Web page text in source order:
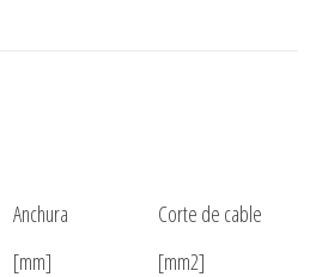
Anchura
Corte de cable
[mm]
[mm2]